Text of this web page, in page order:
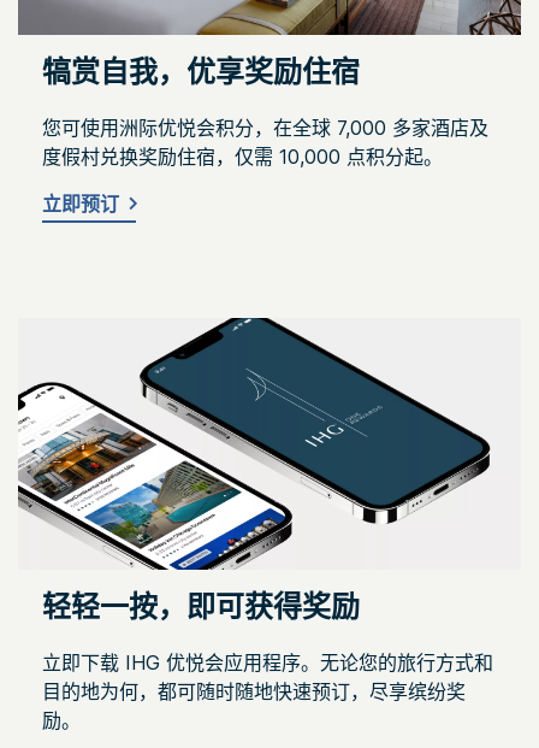
犒赏自我，优享奖励住宿
您可使用洲际优悦会积分，在全球 7,000 多家酒店及
度假村兑换奖励住宿，仅需 10,000 点积分起。
立即预订
轻轻一按，即可获得奖励
立即下载 IHG 优悦会应用程序。无论您的旅行方式和
目的地为何，都可随时随地快速预订，尽享缤纷奖
励。